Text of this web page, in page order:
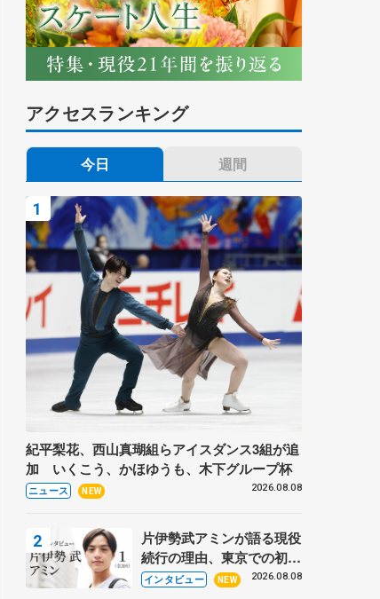
アクセスランキング
今日 週間
紀平梨花、西山真瑚組らアイスダンス3組が追
加 いくこう、かほゆうも、木下グループ杯
ニュース NEW 2026.08.08
片伊勢武アミンが語る現役
続行の理由、東京での初め
ての一人暮らし 注目スケ
インタビュー NEW 2026.08.08